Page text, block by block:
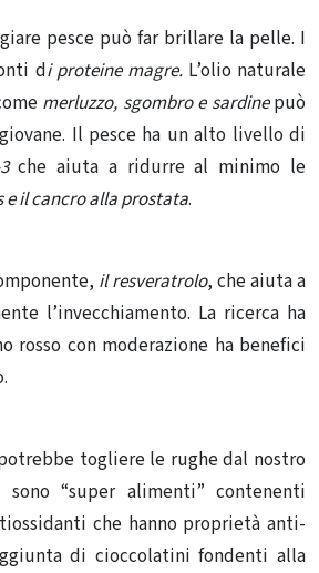
pesce può far brillare la pelle. I
di proteine ​​magre.L’olio naturale
merluzzo, sgombro e sardinepuò
Il pesce ha un alto livello di
che aiuta a ridurre al minimo le
e il cancro alla prostata.
il resveratrolo, che aiuta a
l’invecchiamento. La ricerca ha
rosso con moderazione ha benefici
togliere le rughe dal nostro
“super alimenti” contenenti
che hanno proprietà anti-
di cioccolatini fondenti alla